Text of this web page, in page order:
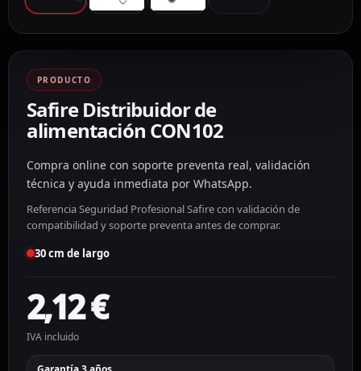
PRODUCTO
Safire Distribuidor de
alimentación CON102
Compra online con soporte preventa real, validación
técnica y ayuda inmediata por WhatsApp.
Referencia Seguridad Profesional Safire con validación de
compatibilidad y soporte preventa antes de comprar.
30 cm de largo
2,12€
IVA incluido